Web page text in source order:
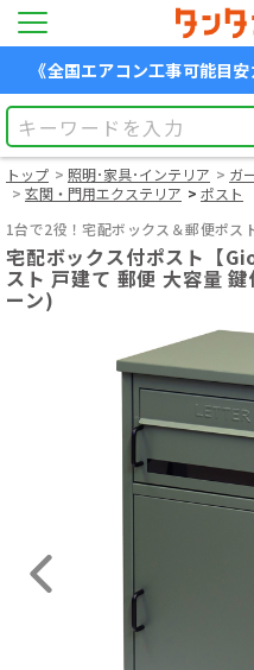
《全国エアコン工事可能目安
トップ 照明･家具･インテリア
ガ
玄関・門用エクステリア
ポスト
1台で2役！宅配ボックス＆郵便ポス
宅配ボックス付ポスト【
スト 戸建て 郵便 大容量
ーン)